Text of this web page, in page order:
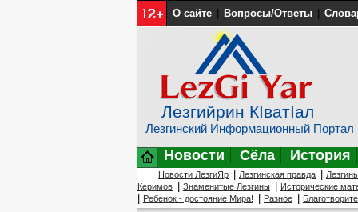
О сайте Вопросы/Ответы
Лезгийрин КIватIал
Лезгинский Информационный Портал
Новости Сёла История
Новости ЛезгиЯр Лезгинская правда
Керимов
Знаменитые Лезгины Исторические
Ребенок - достояние Мира! Разное